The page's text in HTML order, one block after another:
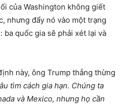
của Washington không giết
nhưng đẩy nó vào một trạng
ba quốc gia sẽ phải xét lại và
này, ông Trump thẳng thừng
tìm cách gia hạn. Chúng ta
và Mexico, nhưng họ cần